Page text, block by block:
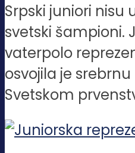
Srpski juniori nisu
svetski šampioni.
vaterpolo
osvojila je
Svetskom